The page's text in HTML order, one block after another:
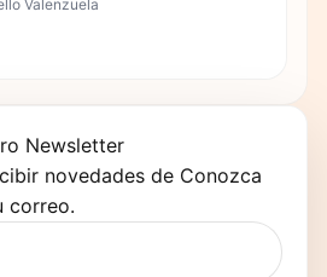
Valenzuela
Newsletter
novedades de Conozca
correo.